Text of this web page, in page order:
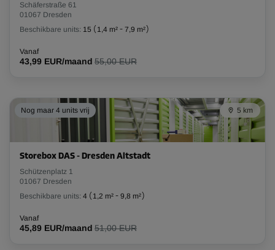
Schäferstraße 61
01067 Dresden
Beschikbare units: 15 ( 1,4 m² - 7,9 m²)
Vanaf
43,99 EUR/maand 55,00 EUR
Nog maar 4 units vrij 5 km
Storebox DAS - Dresden Altstadt
Schützenplatz 1
01067 Dresden
Beschikbare units: 4 ( 1,2 m² - 9,8 m²)
Vanaf
45,89 EUR/maand 51,00 EUR